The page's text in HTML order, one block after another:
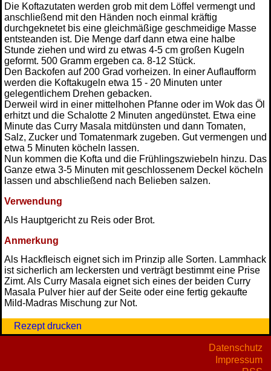
Die Koftazutaten werden grob mit dem Löffel vermengt und
anschließend mit den Händen noch einmal kräftig
durchgeknetet bis eine gleichmäßige geschmeidige Masse
entsteanden ist. Die Menge darf dann etwa eine halbe
Stunde ziehen und wird zu etwas 4-5 cm großen Kugeln
geformt. 500 Gramm ergeben ca. 8-12 Stück.
Den Backofen auf 200 Grad vorheizen. In einer Auflaufform
werden die Koftakugeln etwa 15 - 20 Minuten unter
gelegentlichem Drehen gebacken.
Derweil wird in einer mittelhohen Pfanne oder im Wok das Öl
erhitzt und die Schalotte 2 Minuten angedünstet. Etwa eine
Minute das Curry Masala mitdünsten und dann Tomaten,
Salz, Zucker und Tomatenmark zugeben. Gut vermengen und
etwa 5 Minuten köcheln lassen.
Nun kommen die Kofta und die Frühlingszwiebeln hinzu. Das
Ganze etwa 3-5 Minuten mit geschlossenem Deckel köcheln
lassen und abschließend nach Belieben salzen.
Verwendung
Als Hauptgericht zu Reis oder Brot.
Anmerkung
Als Hackfleisch eignet sich im Prinzip alle Sorten. Lammhack
ist sicherlich am leckersten und verträgt bestimmt eine Prise
Zimt. Als Curry Masala eignet sich eines der beiden Curry
Masala Pulver hier auf der Seite oder eine fertig gekaufte
Mild-Madras Mischung zur Not.
Rezept drucken
Datenschutz
Impressum